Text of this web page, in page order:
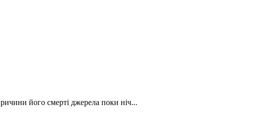
його смерті джерела поки ніч...